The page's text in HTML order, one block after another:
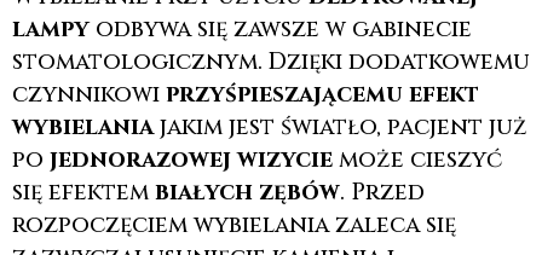
lampyodbywa się zawsze w gabinecie
stomatologicznym. Dzięki dodatkowemu
czynnikowiprzyśpieszającemu efekt
wybielaniajakim jest światło, pacjent już
po jednorazowejwizyciemoże cieszyć
się efektembiałych zębów. Przed
rozpoczęciem wybielania zaleca się